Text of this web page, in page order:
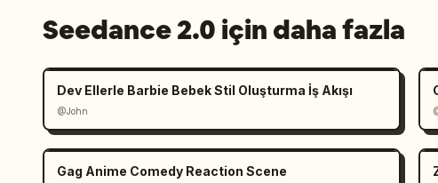
Seedance 2.0 için daha fazla
Dev Ellerle Barbie Bebek Stil Oluşturma İş Akışı
@John
Gag Anime Comedy Reaction Scene